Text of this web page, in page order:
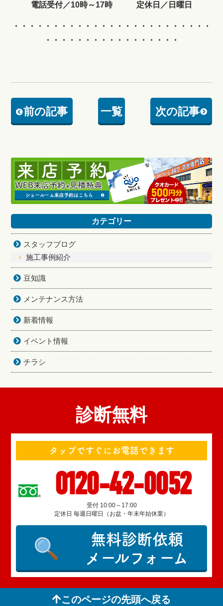
電話受付／10時～17時 定休日／日曜日
・・・・・・・・・・・・
・・・・・・・・・・・・・
・・・・・・・・・・・・・・・・・
前の記事 一覧 次の記事
カテゴリー
スタッフブログ
施工事例紹介
豆知識
メンテナンス方法
新着情報
イベント情報
チラシ
診断無料
タップですぐにお電話できます
0120-42-0052
受付 10:00～17:00
定休日 毎週日曜日（お盆・年末年始休業）
無料診断依頼
メールフォーム
このページの先頭へ戻る